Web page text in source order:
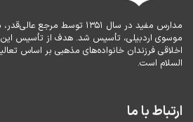
مدارس مفید در سال ۱۳۵۱ توسط
موسوی اردبیلی، تأسیس شد. هدف از تأسیس
اخلاقی فرزندان خانواده‌های مذهبی بر اساس
السلام است.
ارتباط با ما